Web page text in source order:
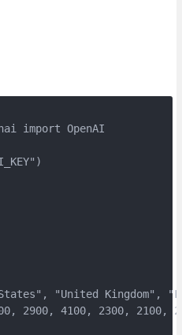
import OpenAI
"United Kingdom",
2900, 4100, 2300, 2100,